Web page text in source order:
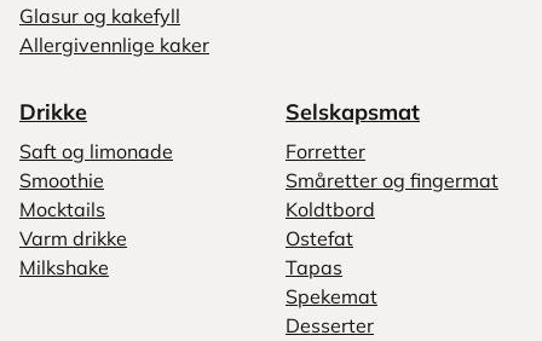
Glasur og kakefyll
Allergivennlige kaker
Drikke
Saft og limonade
Smoothie
Mocktails
Varm drikke
Milkshake
Selskapsmat
Forretter
Småretter og fingermat
Koldtbord
Ostefat
Tapas
Spekemat
Desserter